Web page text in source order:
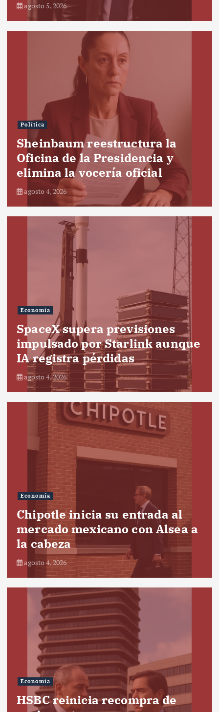
agosto 5, 2026
Política
Sheinbaum reestructura la
Oficina de la Presidencia y
elimina la vocería oficial
agosto 4, 2026
Economía
SpaceX supera previsiones
impulsado por Starlink aunque
IA registra pérdidas
agosto 4, 2026
Economía
Chipotle inicia su entrada al
mercado mexicano con Alsea a
la cabeza
agosto 4, 2026
Economía
HSBC reinicia recompra de